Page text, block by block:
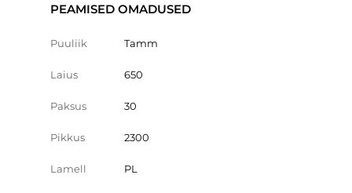
PEAMISED OMADUSED
Puuliik Tamm
Laius 650
Paksus 30
Pikkus 2300
Lamell PL